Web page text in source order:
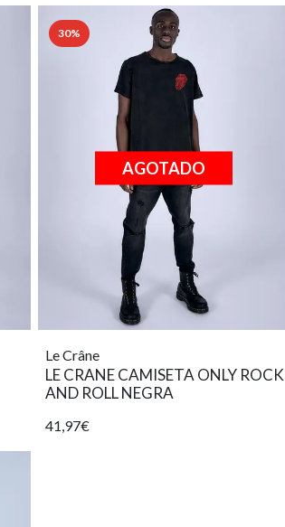
30%
AGOTADO
Le Crâne
LE CRANE CAMISETA ONLY ROCK
AND ROLL NEGRA
41,97€